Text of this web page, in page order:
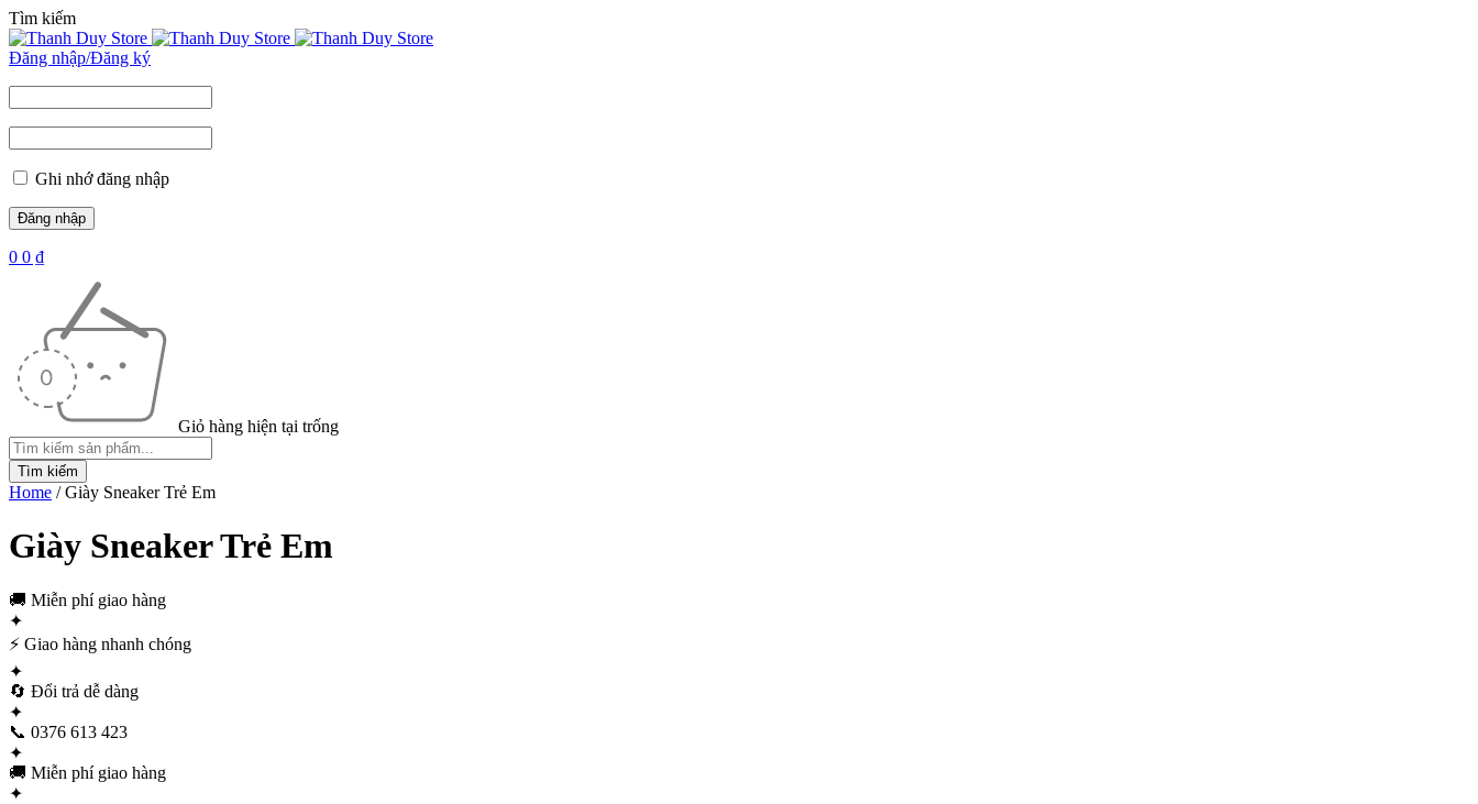
Tìm kiếm
Đăng nhập/Đăng ký
Ghi nhớ đăng nhập
0 0 ₫
Giỏ hàng hiện tại trống
Home /Giày Sneaker Trẻ Em
Giày Sneaker Trẻ Em
🚚 Miễn phí giao hàng
✦
⚡ Giao hàng nhanh chóng
✦
🔄 Đổi trả dễ dàng
✦
📞 0376 613 423
✦
🚚 Miễn phí giao hàng
✦